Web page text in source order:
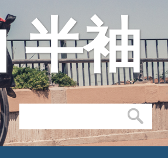
半袖